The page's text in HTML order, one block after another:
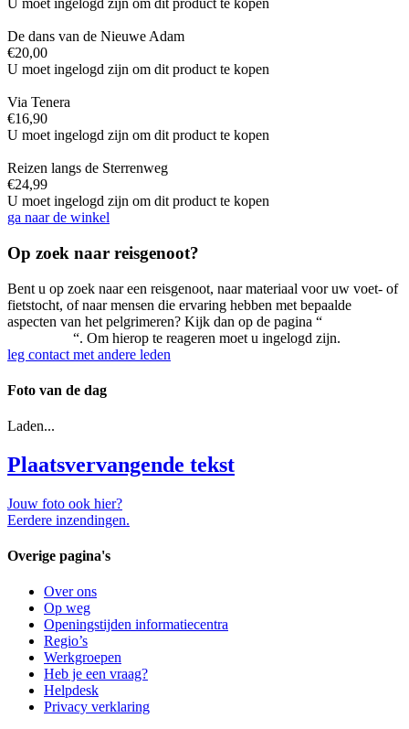
U moet ingelogd zijn om dit product te kopen
De dans van de Nieuwe Adam
€20,00
U moet ingelogd zijn om dit product te kopen
Via Tenera
€16,90
U moet ingelogd zijn om dit product te kopen
Reizen langs de Sterrenweg
€24,99
U moet ingelogd zijn om dit product te kopen
ga naar de winkel
Op zoek naar reisgenoot?
Bent u op zoek naar een reisgenoot, naar materiaal voor uw voet- of
fietstocht, of naar mensen die ervaring hebben met bepaalde
aspecten van het pelgrimeren? Kijk dan op de pagina “
“. Om hierop te reageren moet u ingelogd zijn.
leg contact met andere leden
Foto van de dag
Laden...
Plaatsvervangende tekst
Jouw foto ook hier?
Eerdere inzendingen.
Overige pagina's
Over ons
Op weg
Openingstijden informatiecentra
Regio’s
Werkgroepen
Heb je een vraag?
Helpdesk
Privacy verklaring